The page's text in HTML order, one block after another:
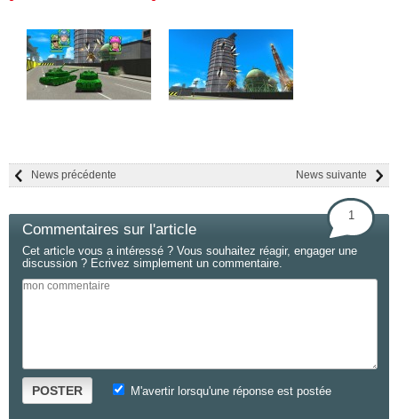
News suivante
News précédente
Commentaires sur l'article
1
Cet article vous a intéressé ? Vous souhaitez réagir, engager une
discussion ? Ecrivez simplement un commentaire.
POSTER M'avertir lorsqu'une réponse est postée